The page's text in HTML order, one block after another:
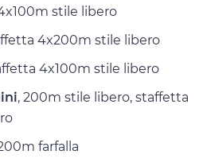
stile libero
4x200m stile libero
4x100m stile libero
, 200m stile libero, staffetta
farfalla